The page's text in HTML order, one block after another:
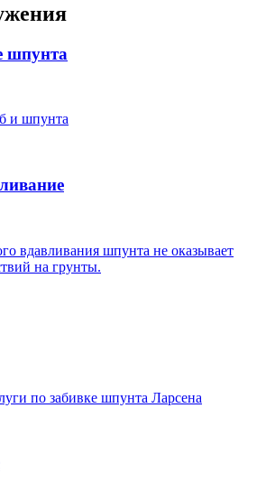
шпунта
и шпунта
вдавливания шпунта не оказывает
на грунты.
по забивке шпунта Ларсена